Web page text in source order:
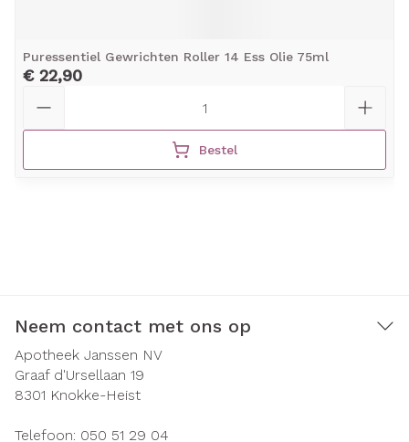
Puressentiel Gewrichten Roller 14 Ess Olie 75ml
€ 22,90
Bestel
Neem contact met ons op
Apotheek Janssen NV
Graaf d'Ursellaan 19
8301 Knokke-Heist
Telefoon: 050 51 29 04